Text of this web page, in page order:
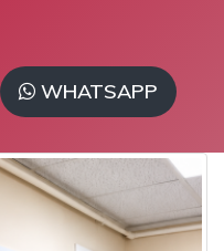
WHATSAPP